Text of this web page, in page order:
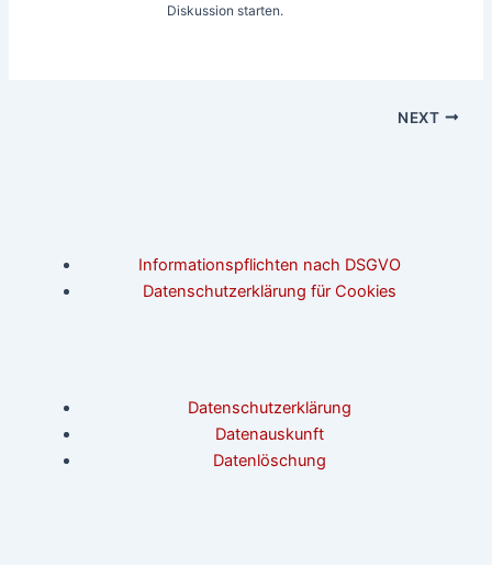
Diskussion starten.
NEXT
Informationspflichten nach DSGVO
Datenschutzerklärung für Cookies
Datenschutzerklärung
Datenauskunft
Datenlöschung